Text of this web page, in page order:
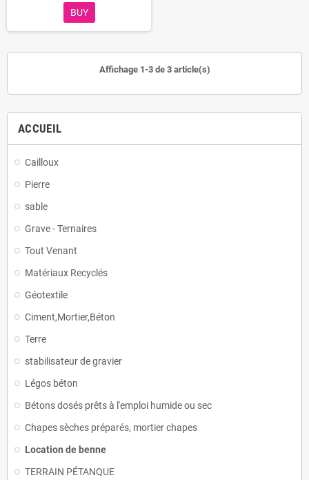
ACCUEIL
Cailloux
Pierre
sable
Grave - Ternaires
Tout Venant
Matériaux Recyclés
Géotextile
Ciment,Mortier,Béton
Terre
stabilisateur de gravier
Légos béton
Bétons dosés prêts à l'emploi humide ou sec
Chapes sèches préparés, mortier chapes
Location de benne
TERRAIN PÉTANQUE
BUY
Affichage 1-3 de 3 article(s)